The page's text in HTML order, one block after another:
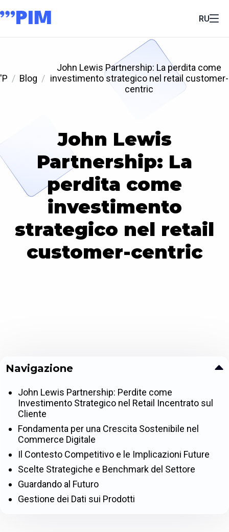
RU
'P Blog
John Lewis Partnership: La perdita come
investimento strategico nel retail customer-
centric
John Lewis
Partnership: La
perdita come
investimento
strategico nel retail
customer-centric
Navigazione
John Lewis Partnership: Perdite come
Investimento Strategico nel Retail Incentrato sul
Cliente
Fondamenta per una Crescita Sostenibile nel
Commerce Digitale
Il Contesto Competitivo e le Implicazioni Future
Scelte Strategiche e Benchmark del Settore
Guardando al Futuro
Gestione dei Dati sui Prodotti